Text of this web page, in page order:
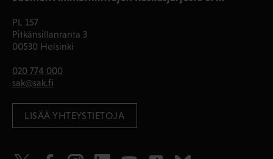
PL 157
Pitkänsillanranta 3
00530 Helsinki
020 774 000
sak@sak.fi
LISÄÄ YHTEYSTIETOJA